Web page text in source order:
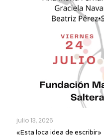
julio 13, 2026
«Esta loca idea de escribir»